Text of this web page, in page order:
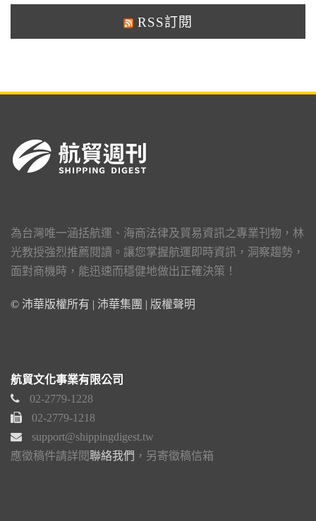
RSS訂閱
為台灣唯一涵括航運、海商法律及貿易資訊之專業刊物，林
光教授強烈推薦閱讀。讓您掌握航運即時資訊，洞察趨勢，
面對商機時，能迅速而穩健地做出正確決策！
© 沛華版權所有 | 沛華集團 | 版權聲明
航貿文化事業有限公司
02-2779-1228
02-2779-1218
support@shippingdigest.tw
應徵稿件請詳閱聯絡我們 ，另寄徵稿信箱